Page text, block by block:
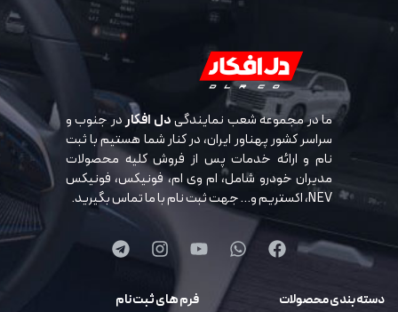
ما در مجموعه شعب نمایندگیدل افکاردر جنوب و
سراسر کشور پهناور ایران، در کنار شما هستیم با ثبت
نام و ارائه خدمات پس از فروش کلیه محصولات
مدیران خودرو شامل، ام وی ام، فونیکس، فونیکس
NEV، اکستریم و… جهت ثبت نام با ما تماس بگیرید.
دسته بندی محصولات فرم های ثبت نام